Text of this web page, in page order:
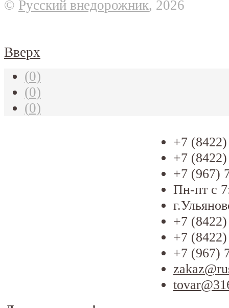
© Русский внедорожник, 2026
Вверх
(0)
(0)
(0)
+7
+7
+7 (967)
Пн-пт с
+7
+7
+7 (967)